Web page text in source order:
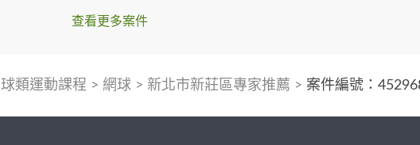
查看更多案件
球類運動課程 > 網球> 新北市新莊區專家推薦 > 案件編號：